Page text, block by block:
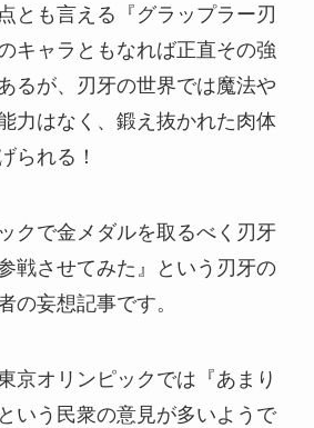
とも言える『グラップラー刃
キャラともなれば正直その強
るが、刃牙の世界では魔法や
力はなく、鍛え抜かれた肉体
られる！
クで金メダルを取るべく刃牙
戦させてみた』という刃牙の
の妄想記事です。
京オリンピックでは『あまり
いう民衆の意見が多いようで